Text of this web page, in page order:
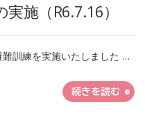
施（R6.7.16）
訓練を実施いたしました …
続きを読む